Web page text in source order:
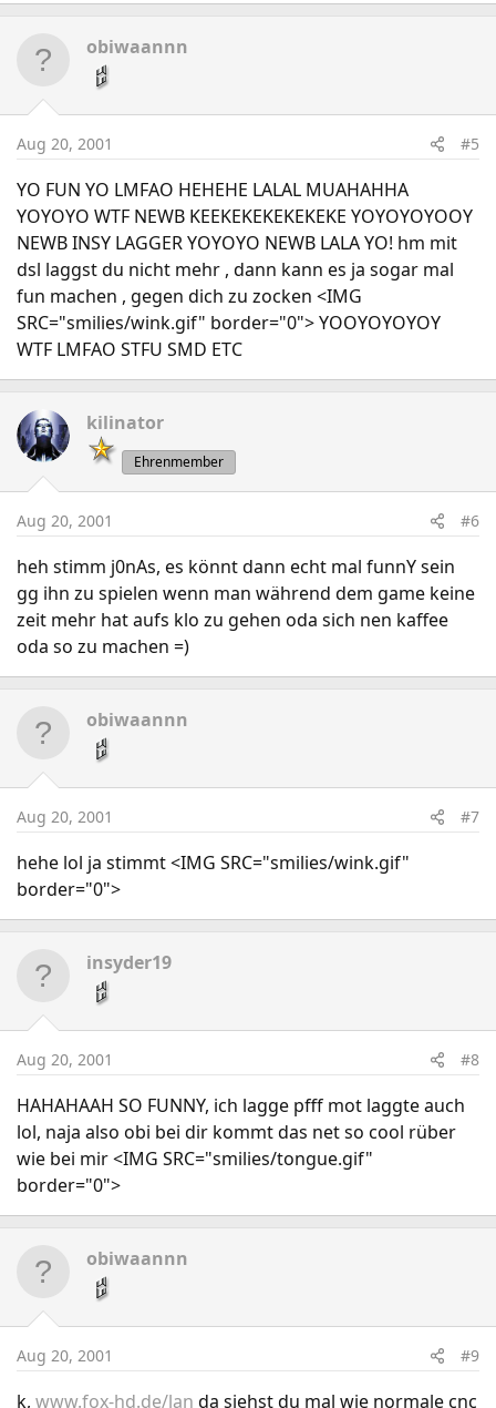
obiwaannn
Aug 20, 2001 #5
YO FUN YO LMFAO HEHEHE LALAL MUAHAHHA
YOYOYO WTF NEWB KEEKEKEKEKEKEKE YOYOYOYOOY
NEWB INSY LAGGER YOYOYO NEWB LALA YO! hm mit
dsl laggst du nicht mehr , dann kann es ja sogar mal
fun machen , gegen dich zu zocken <IMG
SRC="smilies/wink.gif" border="0"> YOOYOYOYOY
WTF LMFAO STFU SMD ETC
kilinator
Ehrenmember
Aug 20, 2001 #6
heh stimm j0nAs, es könnt dann echt mal funnY sein
gg ihn zu spielen wenn man während dem game keine
zeit mehr hat aufs klo zu gehen oda sich nen kaffee
oda so zu machen =)
obiwaannn
Aug 20, 2001 #7
hehe lol ja stimmt <IMG SRC="smilies/wink.gif"
border="0">
insyder19
Aug 20, 2001 #8
HAHAHAAH SO FUNNY, ich lagge pfff mot laggte auch
lol, naja also obi bei dir kommt das net so cool rüber
wie bei mir <IMG SRC="smilies/tongue.gif"
border="0">
obiwaannn
Aug 20, 2001 #9
k, www.fox-hd.de/lan da siehst du mal wie normale cnc